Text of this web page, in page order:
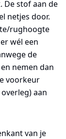
De stof aan de
netjes door.
rughoogte
wél een
de
nemen dan
voorkeur
aan
van je